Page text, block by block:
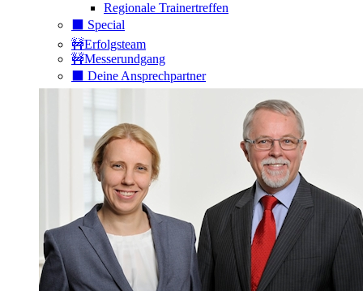
Regionale Trainertreffen
⬛️ Special
🚧Erfolgsteam
🚧Messerundgang
⬛️ Deine Ansprechpartner